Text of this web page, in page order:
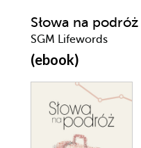
Słowa na podróż
SGM Lifewords
(ebook)